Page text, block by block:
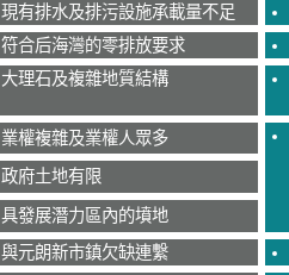
現有排水及排污設施承載量不足
符合后海灣的零排放要求
大理石及複雜地質結構
業權複雜及業權人眾多
政府土地有限
具發展潛力區內的墳地
與元朗新市鎮欠缺連繫